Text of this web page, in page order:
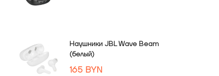
Наушники JBL Wave Beam
(белый)
165 BYN